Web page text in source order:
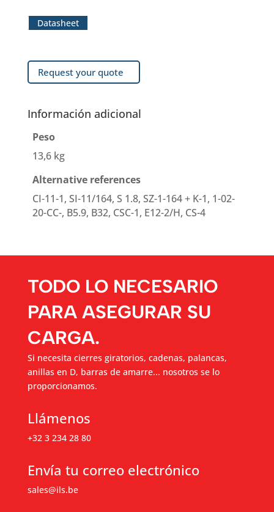
Datasheet
Request your quote
Información adicional
Peso
13,6 kg
Alternative references
CI-11-1, SI-11/164, S 1.8, SZ-1-164 + K-1, 1-02-
20-CC-, B5.9, B32, CSC-1, E12-2/H, CS-4
TODO LO NECESARIO
PARA ASEGURAR SU
CARGA.
Si necesita cierres giratorios, cadenas, palancas,
anillas en D, barras de amarre... nosotros se lo
proporcionamos.
Llámenos
+32 3 234 28 80
Envía tu correo electrónico
sales@ils.be